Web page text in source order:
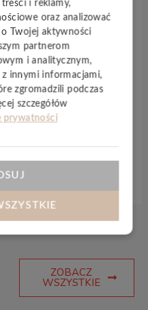
rozmowntowanie
w innym miejscu.
nie pozwalają na
apowłoka Overlay
doskonały do pokoju
w których
AGT można
ZOBACZ
WSZYSTKIE
i reklamy,
oraz analizować
Twojej aktywności
partnerom
i analitycznym,
z innymi informacjami,
zgromadzili podczas
szczegółów
prywatności